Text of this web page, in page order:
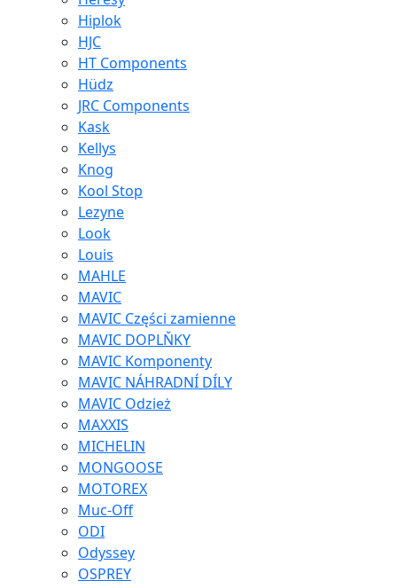
Hiplok
HJC
HT Components
Hüdz
JRC Components
Kask
Kellys
Knog
Kool Stop
Lezyne
Look
Louis
MAHLE
MAVIC
MAVIC Części zamienne
MAVIC DOPLŇKY
MAVIC Komponenty
MAVIC NÁHRADNÍ DÍLY
MAVIC Odzież
MAXXIS
MICHELIN
MONGOOSE
MOTOREX
Muc-Off
ODI
Odyssey
OSPREY